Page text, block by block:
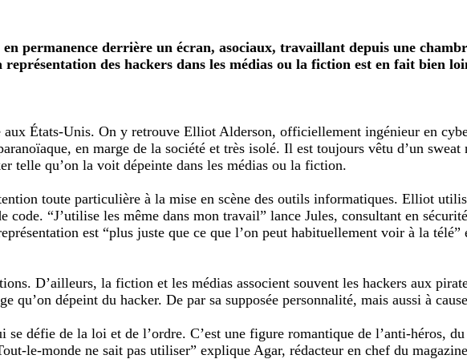
permanence derrière un écran, asociaux, travaillant depuis une
des hackers dans les médias ou la fiction est en fait bien
États-Unis. On y retrouve Elliot Alderson, officiellement ingénieur en
en marge de la société et très isolé. Il est toujours vêtu d’un sweat
telle qu’on la voit dépeinte dans les médias ou la fiction.
toute particulière à la mise en scène des outils informatiques. Elliot
code. “J’utilise les même dans mon travail” lance Jules, consultant en
est “plus juste que ce que l’on peut habituellement voir à la télé”
D’ailleurs, la fiction et les médias associent souvent les hackers aux
dépeint du hacker. De par sa supposée personnalité, mais aussi à
défie de la loi et de l’ordre. C’est une figure romantique de l’anti-héros,
le-monde ne sait pas utiliser” explique Agar, rédacteur en chef du